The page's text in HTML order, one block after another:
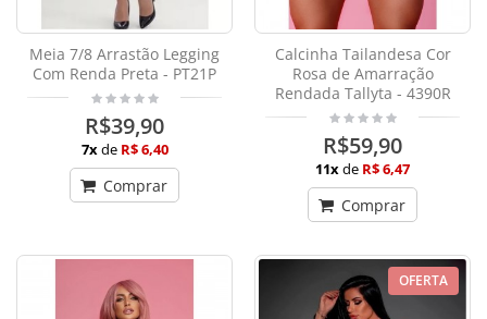
Meia 7/8 Arrastão Legging
Com Renda Preta - PT21P
R$39,90
7xde R$ 6,40
Comprar
Calcinha Tailandesa Cor
Rosa de Amarração
Rendada Tallyta - 4390R
R$59,90
11xde R$ 6,47
Comprar
OFERTA